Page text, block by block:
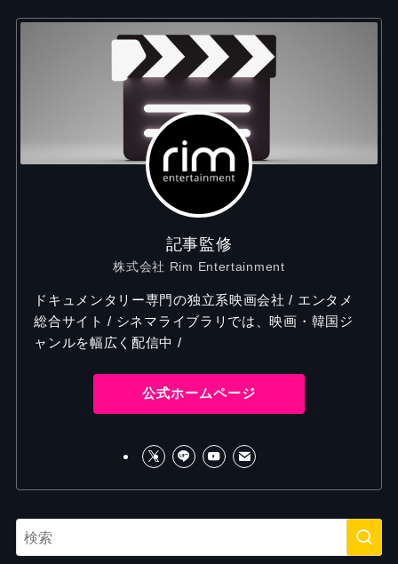
記事監修
株式会社 Rim Entertainment
ドキュメンタリー専門の独立系映画会社 / エンタメ
総合サイト / シネマライブラリでは、映画・韓国ジ
ャンルを幅広く配信中 /
公式ホームページ